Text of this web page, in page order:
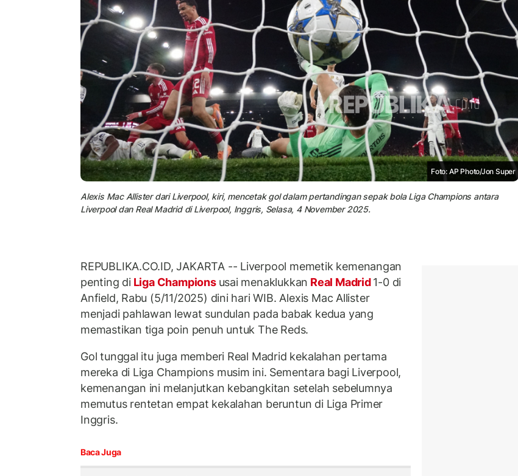
Foto: AP Photo/Jon Super
Alexis Mac Allister dari Liverpool, kiri, mencetak gol dalam pertandingan sepak bola Liga Champions antara
Liverpool dan Real Madrid di Liverpool, Inggris, Selasa, 4 November 2025.
REPUBLIKA.CO.ID, JAKARTA -- Liverpool memetik kemenangan
penting diLiga Champions usai menaklukkan Real Madrid1-0 di
Anfield, Rabu (5/11/2025) dini hari WIB. Alexis Mac Allister
menjadi pahlawan lewat sundulan pada babak kedua yang
memastikan tiga poin penuh untuk The Reds.
Gol tunggal itu juga memberi Real Madrid kekalahan pertama
mereka di Liga Champions musim ini. Sementara bagi Liverpool,
kemenangan ini melanjutkan kebangkitan setelah sebelumnya
memutus rentetan empat kekalahan beruntun di Liga Primer
Inggris.
Baca Juga